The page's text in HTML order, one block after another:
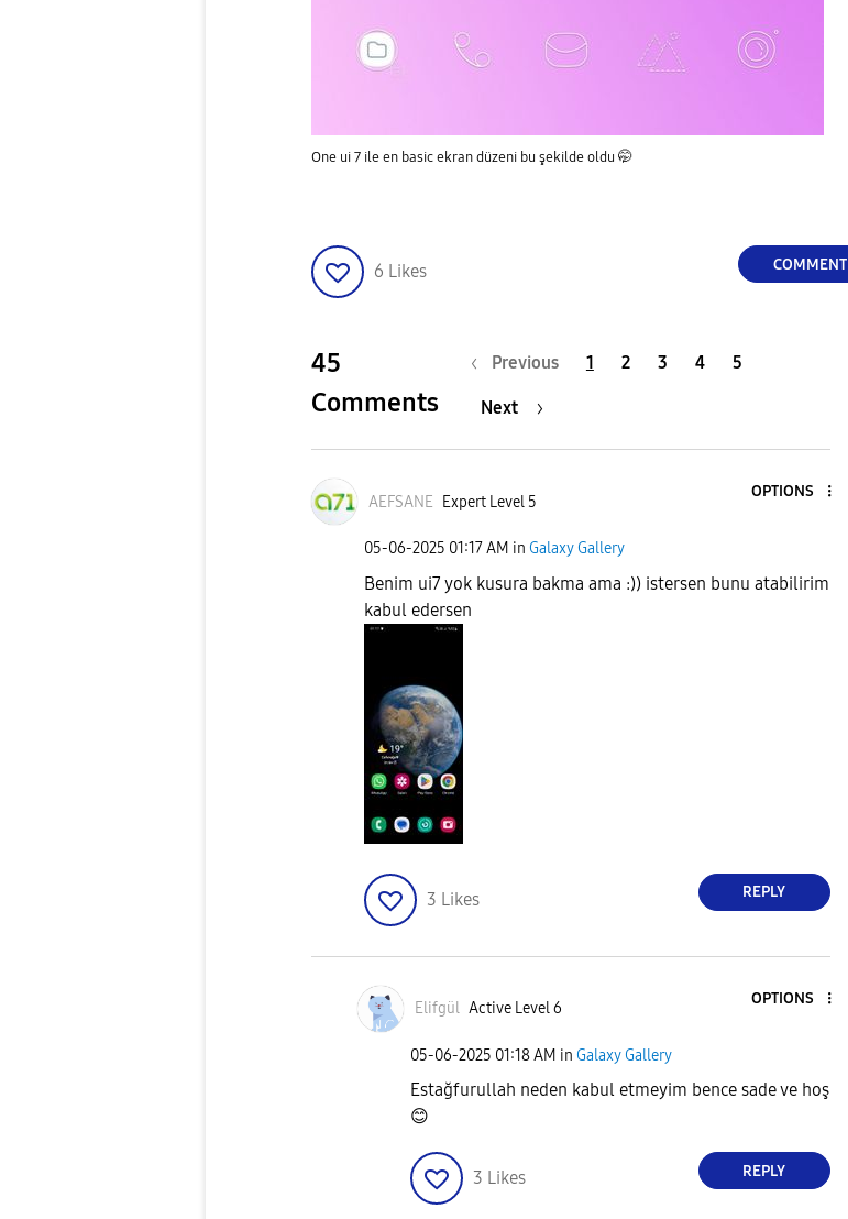
One ui 7 ile en basic ekran düzeni bu şekilde oldu 🤭
6 Likes COMMENT
45
Comments
Previous 1 2 3 4 5
Next
AEFSANE Expert Level 5
OPTIONS
‎05-06-2025 01:17 AM in Galaxy Gallery
Benim ui7 yok kusura bakma ama :)) istersen bunu atabilirim
kabul edersen
3 Likes REPLY
Elifgül Active Level 6
OPTIONS
‎05-06-2025 01:18 AM in Galaxy Gallery
Estağfurullah neden kabul etmeyim bence sade ve hoş
😊
3 Likes REPLY